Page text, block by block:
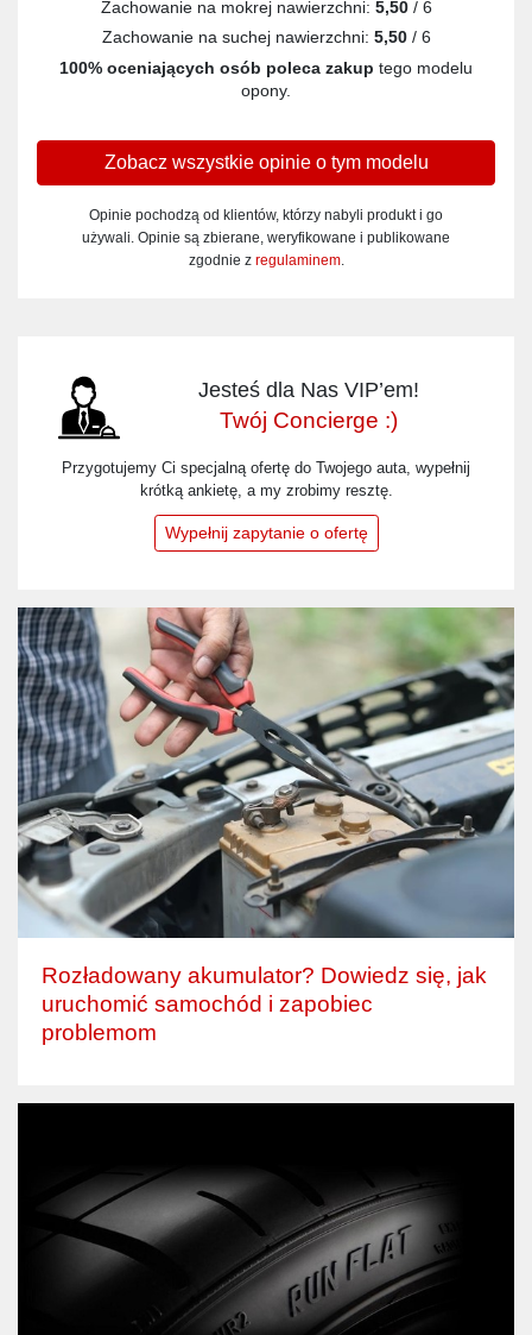
Zachowanie na mokrej nawierzchni: 5,50/ 6
Zachowanie na suchej nawierzchni: 5,50/ 6
100% oceniających osób poleca zakup tego modelu
opony.
Zobacz wszystkie opinie o tym modelu
Opinie pochodzą od klientów, którzy nabyli produkt i go
używali. Opinie są zbierane, weryfikowane i publikowane
zgodnie z regulaminem.
Jesteś dla Nas VIP’em!
Twój Concierge :)
Przygotujemy Ci specjalną ofertę do Twojego auta, wypełnij
krótką ankietę, a my zrobimy resztę.
Wypełnij zapytanie o ofertę
Rozładowany akumulator? Dowiedz się, jak
uruchomić samochód i zapobiec
problemom